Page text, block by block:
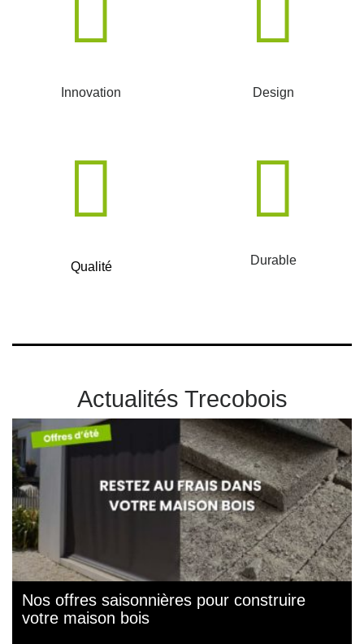
Innovation Design
Qualité Durable
Actualités Trecobois
Nos offres saisonnières pour construire
votre maison bois